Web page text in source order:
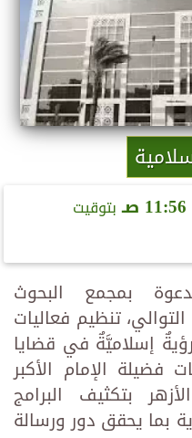
11:56 صـ
بتوقيت
بمجمع البحوث
تنظيم فعاليات
إسلاميَّةٌ في قضايا
فضيلة الإمام الأكبر
بتكثيف البرامج
بما يحقق دور ورسالة